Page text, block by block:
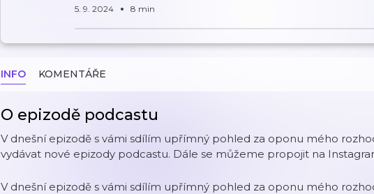
5. 9. 2024 8 min
INFO KOMENTÁŘE
O epizodě podcastu
V dnešní epizodě s vámi sdílím upřímný pohled za oponu mého
vydávat nové epizody podcastu. Dále se můžeme propojit na
V dnešní epizodě s vámi sdílím upřímný pohled za oponu mého